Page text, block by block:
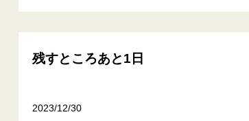
残すところあと1日
2023/12/30